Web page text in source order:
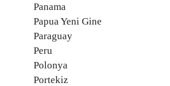
Panama
Papua Yeni Gine
Paraguay
Peru
Polonya
Portekiz